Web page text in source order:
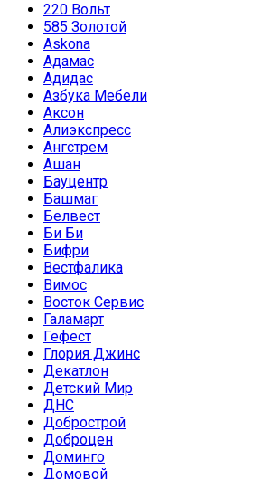
220 Вольт
585 Золотой
Askona
Адамас
Адидас
Азбука Мебели
Аксон
Алиэкспресс
Ангстрем
Ашан
Бауцентр
Башмаг
Белвест
Би Би
Бифри
Вестфалика
Вимос
Восток Сервис
Галамарт
Гефест
Глория Джинс
Декатлон
Детский Мир
ДНС
Добрострой
Доброцен
Доминго
Домовой